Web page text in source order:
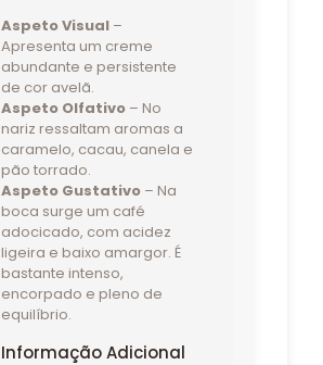
Aspeto Visual–
Apresenta um creme
abundante e persistente
de cor avelã.
Aspeto Olfativo– No
nariz ressaltam aromas a
caramelo, cacau, canela e
pão torrado.
Aspeto Gustativo– Na
boca surge um café
adocicado, com acidez
ligeira e baixo amargor. É
bastante intenso,
encorpado e pleno de
equilíbrio.
Informação Adicional